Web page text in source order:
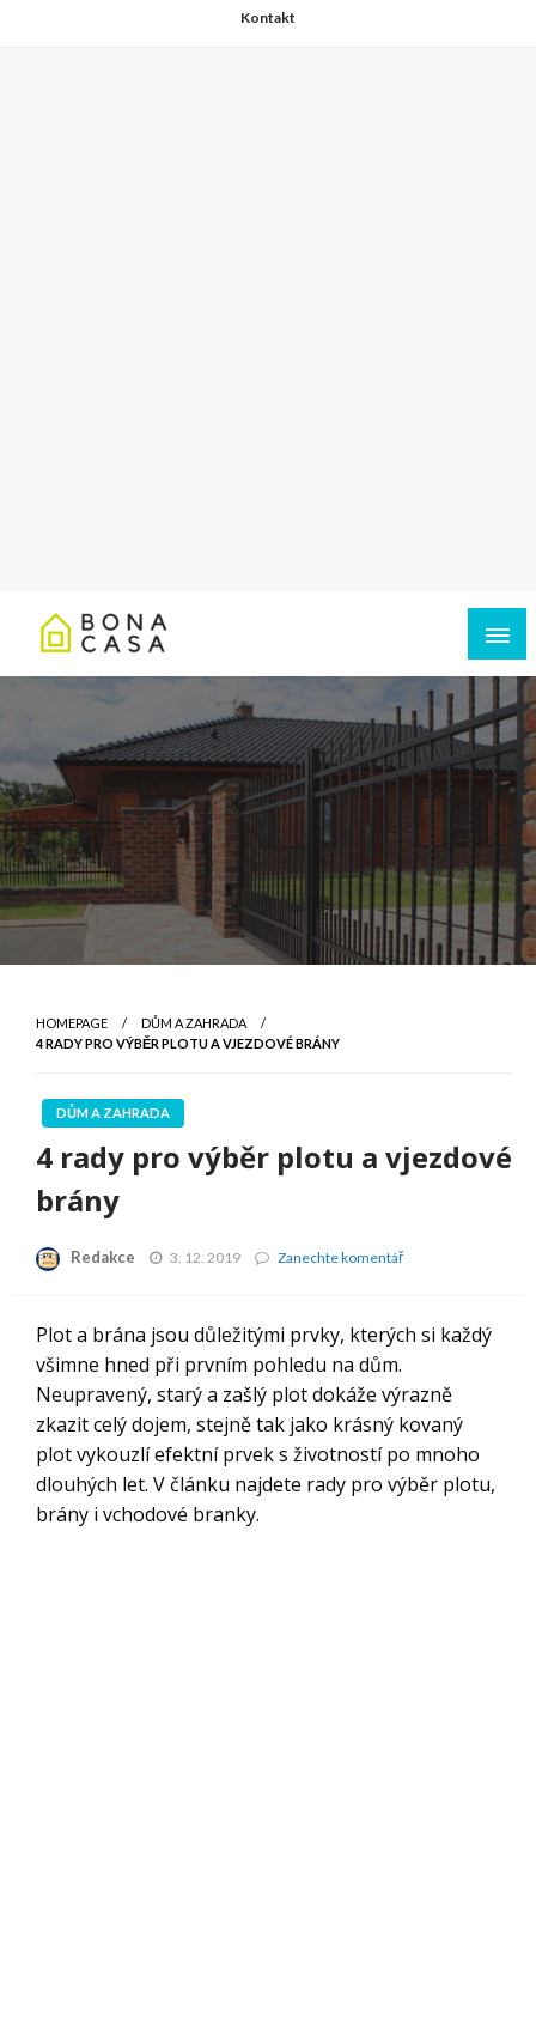
Kontakt
HOMEPAGE
DŮM A ZAHRADA
4 RADY PRO VÝBĚR PLOTU A VJEZDOVÉ BRÁNY
DŮM A ZAHRADA
4 rady pro výběr plotu a vjezdové
brány
Redakce 3. 12. 2019 Zanechte komentář4
plotu
vjezdové
brány
Plot a brána jsou důležitými prvky, kterých si každý
všimne hned při prvním pohledu na dům.
Neupravený, starý a zašlý plot dokáže výrazně
zkazit celý dojem, stejně tak jako krásný kovaný
plot vykouzlí efektní prvek s životností po mnoho
dlouhých let. V článku najdete rady pro výběr plotu,
brány i vchodové branky.